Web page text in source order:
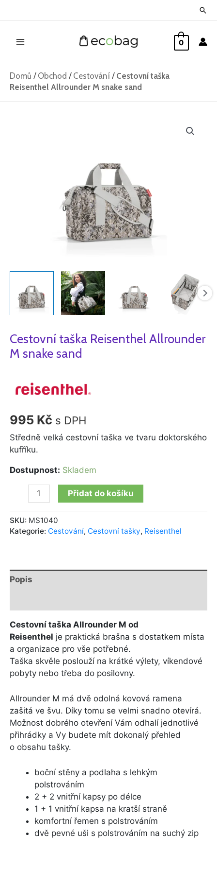
0
Domů / Obchod / Cestování / Cestovní taška
Reisenthel Allrounder M snake sand
Cestovní taška Reisenthel Allrounder
M snake sand
995 Kč s DPH
Středně velká cestovní taška ve tvaru doktorského
kufříku.
Dostupnost: Skladem
Přidat do košíku
SKU: MS1040
Kategorie: Cestování, Cestovní tašky, Reisenthel
Popis
Cestovní taška Allrounder M od
Reisenthel je praktická brašna s dostatkem místa
a organizace pro vše potřebné.
Taška skvěle poslouží na krátké výlety, víkendové
pobyty nebo třeba do posilovny.
Allrounder M má dvě odolná kovová ramena
zašitá ve švu. Díky tomu se velmi snadno otevírá.
Možnost dobrého otevření Vám odhalí jednotlivé
přihrádky a Vy budete mít dokonalý přehled
o obsahu tašky.
boční stěny a podlaha s lehkým
polstrováním
2 + 2 vnitřní kapsy po délce
1 + 1 vnitřní kapsa na kratší straně
komfortní řemen s polstrováním
dvě pevné uši s polstrováním na suchý zip